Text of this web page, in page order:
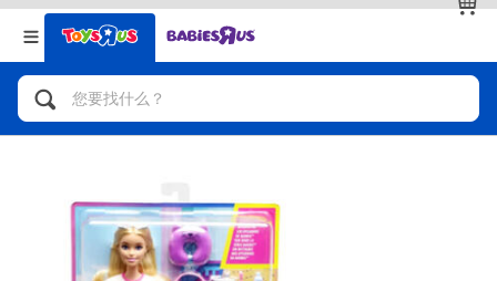
返回
分类目录
人气英雄，角色扮演，射击玩具
拼砌组合及乐高LEGO
返回
品牌
查看全部